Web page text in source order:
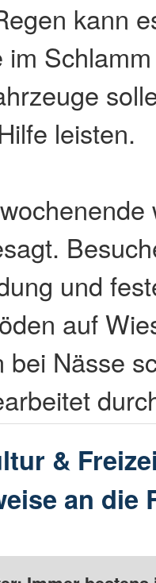
kann
leisten.
und
auf
bei Nässe
&
an die